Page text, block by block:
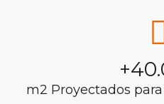
+
m2 Proyectados